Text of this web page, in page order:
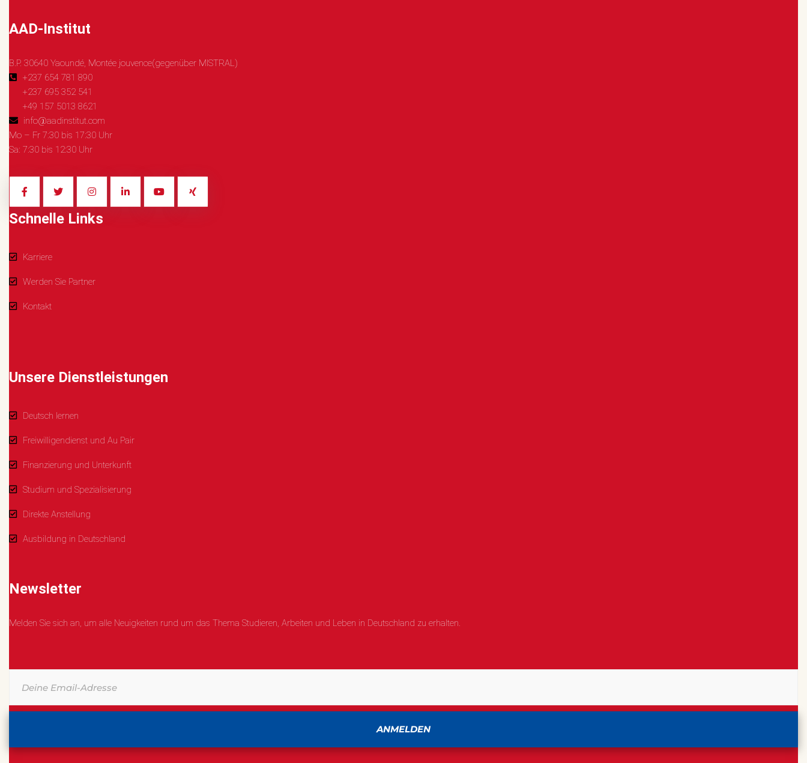
AAD-Institut
B.P. 30640 Yaoundé, Montée jouvence(gegenüber MISTRAL)
+237 654 781 890
+237 695 352 541
+49 157 5013 8621
info@aadinstitut.com
Mo – Fr 7:30 bis 17:30 Uhr
Sa: 7:30 bis 12:30 Uhr
Schnelle Links
Karriere
Werden Sie Partner
Kontakt
Unsere Dienstleistungen
Deutsch lernen
Freiwilligendienst und Au Pair
Finanzierung und Unterkunft
Studium und Spezialisierung
Direkte Anstellung
Ausbildung in Deutschland
Newsletter
Melden Sie sich an, um alle Neuigkeiten rund um das Thema Studieren, Arbeiten und Leben in Deutschland zu erhalten.
ANMELDEN